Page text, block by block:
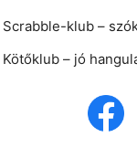
Scrabble-klub –
Kötőklub – jó